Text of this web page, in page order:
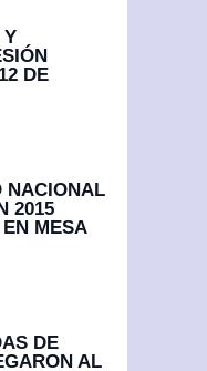
Y
DE
NACIONAL
2015
MESA
DE
AL